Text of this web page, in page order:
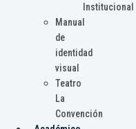
Institucional
Manual
de
identidad
visual
Teatro
La
Convención